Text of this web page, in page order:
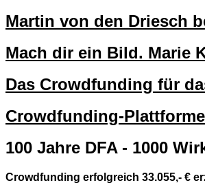
Martin von den Driesch
Mach dir ein Bild. Marie
Das Crowdfunding für
Crowdfunding-
100 Jahre DFA - 1000
Crowdfunding erfolgreich 33.055,- €